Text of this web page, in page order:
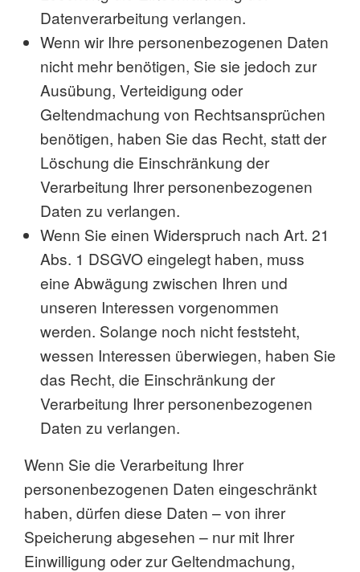
Datenverarbeitung verlangen.
Wenn wir Ihre personenbezogenen Daten
nicht mehr benötigen, Sie sie jedoch zur
Ausübung, Verteidigung oder
Geltendmachung von Rechtsansprüchen
benötigen, haben Sie das Recht, statt der
Löschung die Einschränkung der
Verarbeitung Ihrer personenbezogenen
Daten zu verlangen.
Wenn Sie einen Widerspruch nach Art. 21
Abs. 1 DSGVO eingelegt haben, muss
eine Abwägung zwischen Ihren und
unseren Interessen vorgenommen
werden. Solange noch nicht feststeht,
wessen Interessen überwiegen, haben Sie
das Recht, die Einschränkung der
Verarbeitung Ihrer personenbezogenen
Daten zu verlangen.
Wenn Sie die Verarbeitung Ihrer
personenbezogenen Daten eingeschränkt
haben, dürfen diese Daten – von ihrer
Speicherung abgesehen – nur mit Ihrer
Einwilligung oder zur Geltendmachung,